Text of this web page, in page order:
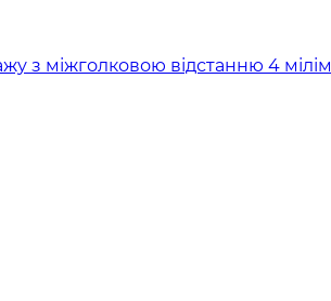
з міжголковою відстанню 4